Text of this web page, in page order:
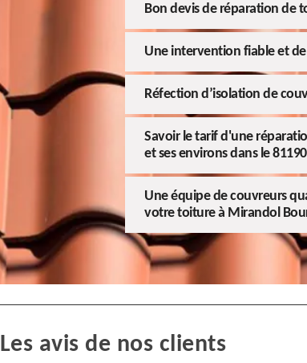
Bon devis de réparation de
Une intervention fiable et
Réfection d’isolation de
Savoir le tarif d'une
et ses environs dans le 81190
Une équipe de couvreurs
votre toiture à Mirandol
Les avis de nos clients